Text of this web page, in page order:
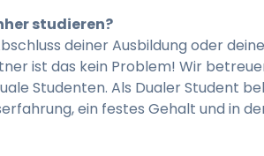
studieren?
deiner Ausbildung oder
ist das kein Problem! Wir
Studenten. Als Dualer Student
ein festes Gehalt und in